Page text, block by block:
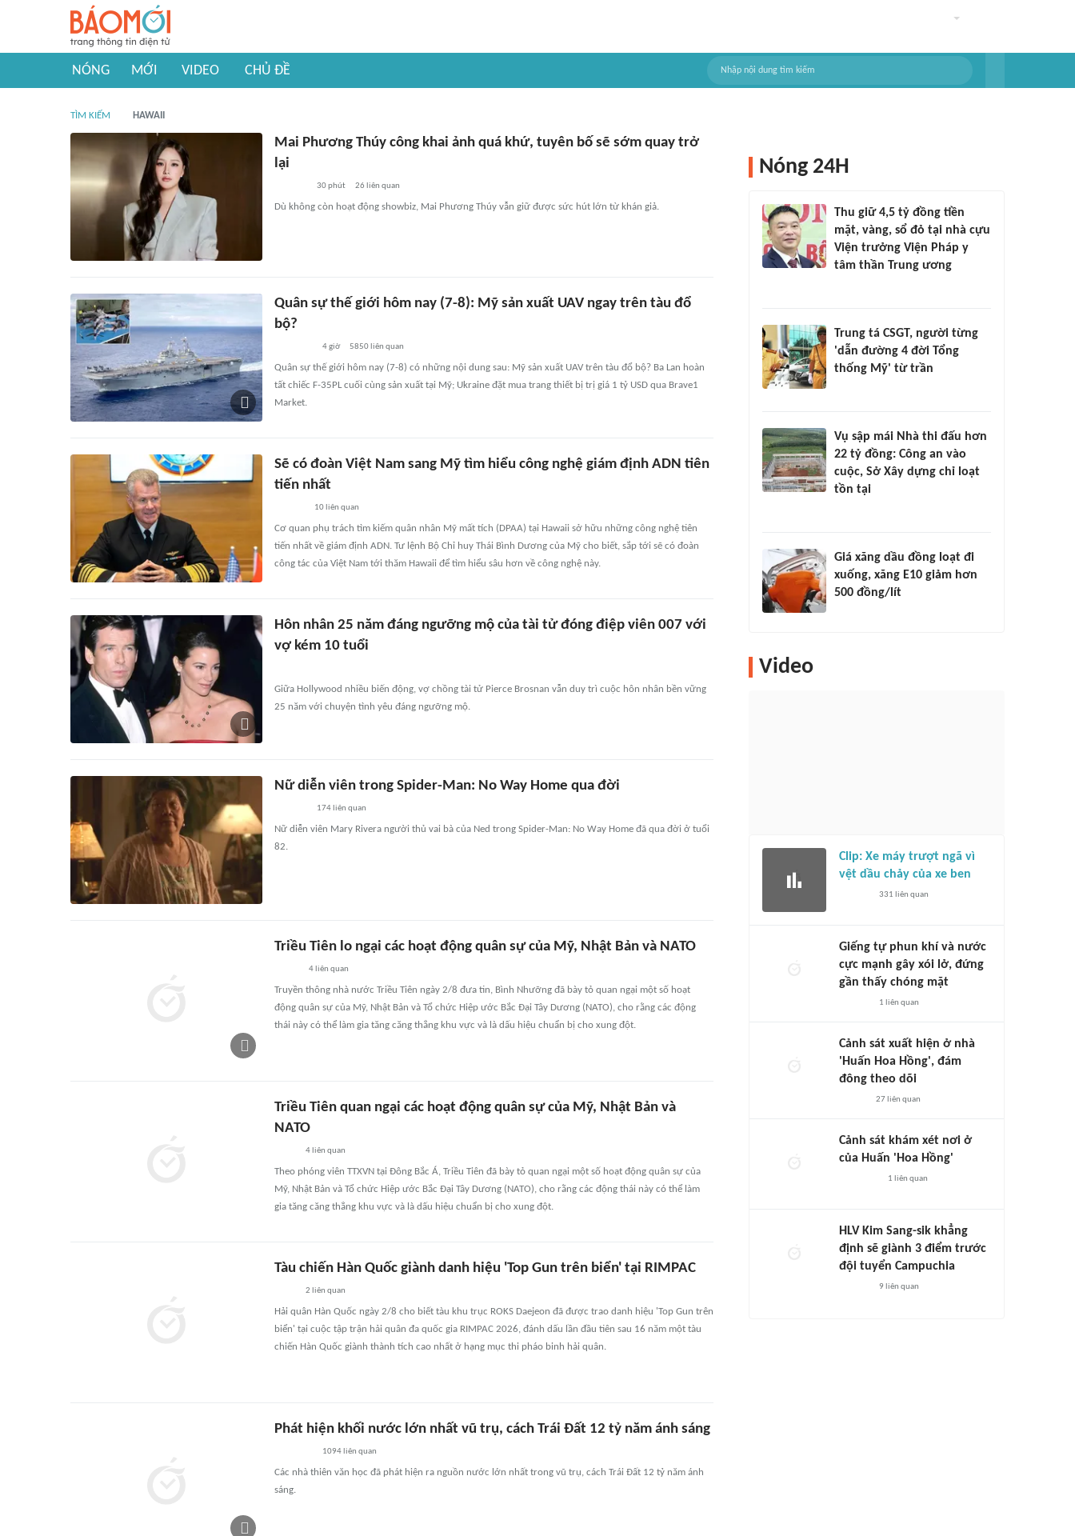
NÓNG MỚI VIDEO CHỦ ĐỀ
TÌM KIẾM HAWAII
Mai Phương Thúy công khai ảnh quá khứ, tuyên bố sẽ sớm quay trở
lại
30 phút 26 liên quan
Dù không còn hoạt động showbiz, Mai Phương Thúy vẫn giữ được sức hút lớn từ khán giả.
Quân sự thế giới hôm nay (7-8): Mỹ sản xuất UAV ngay trên tàu đổ
bộ?
4 giờ 5850 liên quan
Quân sự thế giới hôm nay (7-8) có những nội dung sau: Mỹ sản xuất UAV trên tàu đổ bộ? Ba Lan hoàn
tất chiếc F-35PL cuối cùng sản xuất tại Mỹ; Ukraine đặt mua trang thiết bị trị giá 1 tỷ USD qua Brave1
Market.
Sẽ có đoàn Việt Nam sang Mỹ tìm hiểu công nghệ giám định ADN tiên
tiến nhất
10liên quan
Cơ quan phụ trách tìm kiếm quân nhân Mỹ mất tích (DPAA) tại Hawaii sở hữu những công nghệ tiên
tiến nhất về giám định ADN. Tư lệnh Bộ Chỉ huy Thái Bình Dương của Mỹ cho biết, sắp tới sẽ có đoàn
công tác của Việt Nam tới thăm Hawaii để tìm hiểu sâu hơn về công nghệ này.
Hôn nhân 25 năm đáng ngưỡng mộ của tài tử đóng điệp viên 007 với
vợ kém 10 tuổi
Giữa Hollywood nhiều biến động, vợ chồng tài tử Pierce Brosnan vẫn duy trì cuộc hôn nhân bền vững
25 năm với chuyện tình yêu đáng ngưỡng mộ.
Nữ diễn viên trong Spider-Man: No Way Home qua đời
174liên quan
Nữ diễn viên Mary Rivera người thủ vai bà của Ned trong Spider-Man: No Way Home đã qua đời ở tuổi
82.
Triều Tiên lo ngại các hoạt động quân sự của Mỹ, Nhật Bản và NATO
4liên quan
Truyền thông nhà nước Triều Tiên ngày 2/8 đưa tin, Bình Nhưỡng đã bày tỏ quan ngại một số hoạt
động quân sự của Mỹ, Nhật Bản và Tổ chức Hiệp ước Bắc Đại Tây Dương (NATO), cho rằng các động
thái này có thể làm gia tăng căng thẳng khu vực và là dấu hiệu chuẩn bị cho xung đột.
Triều Tiên quan ngại các hoạt động quân sự của Mỹ, Nhật Bản và
NATO
4 liên quan
Theo phóng viên TTXVN tại Đông Bắc Á, Triều Tiên đã bày tỏ quan ngại một số hoạt động quân sự của
Mỹ, Nhật Bản và Tổ chức Hiệp ước Bắc Đại Tây Dương (NATO), cho rằng các động thái này có thể làm
gia tăng căng thẳng khu vực và là dấu hiệu chuẩn bị cho xung đột.
Tàu chiến Hàn Quốc giành danh hiệu 'Top Gun trên biển' tại RIMPAC
2 liên quan
Hải quân Hàn Quốc ngày 2/8 cho biết tàu khu trục ROKS Daejeon đã được trao danh hiệu 'Top Gun trên
biển' tại cuộc tập trận hải quân đa quốc gia RIMPAC 2026, đánh dấu lần đầu tiên sau 16 năm một tàu
chiến Hàn Quốc giành thành tích cao nhất ở hạng mục thi pháo binh hải quân.
Phát hiện khối nước lớn nhất vũ trụ, cách Trái Đất 12 tỷ năm ánh sáng
1094 liên quan
Các nhà thiên văn học đã phát hiện ra nguồn nước lớn nhất trong vũ trụ, cách Trái Đất 12 tỷ năm ánh
sáng.
Nóng 24H
Thu giữ 4,5 tỷ đồng tiền
mặt, vàng, sổ đỏ tại nhà cựu
Viện trưởng Viện Pháp y
tâm thần Trung ương
Trung tá CSGT, người từng
'dẫn đường 4 đời Tổng
thống Mỹ' từ trần
Vụ sập mái Nhà thi đấu hơn
22 tỷ đồng: Công an vào
cuộc, Sở Xây dựng chỉ loạt
tồn tại
Giá xăng dầu đồng loạt đi
xuống, xăng E10 giảm hơn
500 đồng/lít
Video
Clip: Xe máy trượt ngã vì
vệt dầu chảy của xe ben
331 liên quan
Giếng tự phun khí và nước
cực mạnh gây xói lở, đứng
gần thấy chóng mặt
1 liên quan
Cảnh sát xuất hiện ở nhà
'Huấn Hoa Hồng', đám
đông theo dõi
27liên quan
Cảnh sát khám xét nơi ở
của Huấn 'Hoa Hồng'
1 liên quan
HLV Kim Sang-sik khẳng
định sẽ giành 3 điểm trước
đội tuyển Campuchia
9 liên quan